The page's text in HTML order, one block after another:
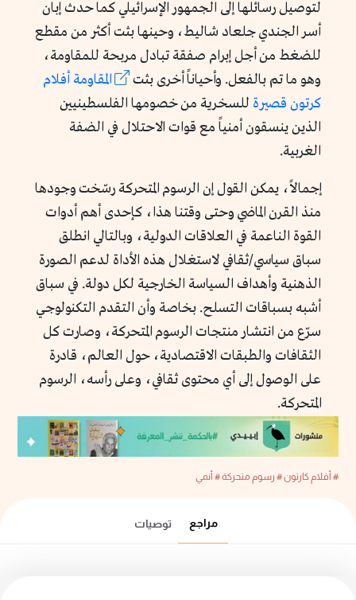
لتوصيل رسائلها إلى الجمهور الإسرائيلي كما حدث إبان
أسر الجندي جلعاد شاليط، وحينها بثت أكثر من مقطع
للضغط من أجل إبرام صفقة تبادل مربحة للمقاومة،
وهو ما تم بالفعل. وأحياناً أخرى بثت
المقاومة أفلام
كرتون قصيرة للسخرية من خصومها الفلسطينيين
الذين ينسقون أمنياً مع قوات الاحتلال في الضفة
الغربية.
إجمالاً، يمكن القول إن الرسوم المتحركة رسّخت وجودها
منذ القرن الماضي وحتى وقتنا هذا، كإحدى أهم أدوات
القوة الناعمة في العلاقات الدولية، وبالتالي انطلق
سباق سياسي/ثقافي لاستغلال هذه الأداة لدعم الصورة
الذهنية وأهداف السياسة الخارجية لكل دولة. في سباق
أشبه بسباقات التسلح. بخاصة وأن التقدم التكنولوجي
سرّع من انتشار منتجات الرسوم المتحركة، وصارت كل
الثقافات والطبقات الاقتصادية، حول العالم، قادرة
على الوصول إلى أي محتوى ثقافي، وعلى رأسه، الرسوم
المتحركة.
# أفلام كارتون# رسوم متحركة# أنمي
مراجع توصيات